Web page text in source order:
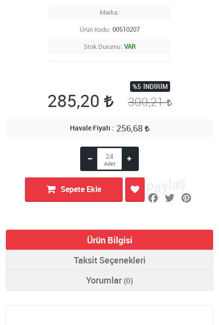
Marka
Ürün Kodu 00510207
Stok Durumu VAR
285,20
%5 İNDIRIM
300,21
Havale Fiyatı 256,68
Sepete Ekle
Ürün Bilgisi
Taksit Seçenekleri
Yorumlar (0)